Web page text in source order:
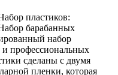
пластиков:
барабанных
набор
и профессиональных
сделаны с двумя
пленки, которая